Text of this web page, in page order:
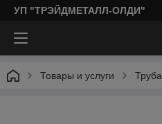
УП "ТРЭЙДМЕТАЛЛ-ОЛДИ"
Товары и услуги Труба